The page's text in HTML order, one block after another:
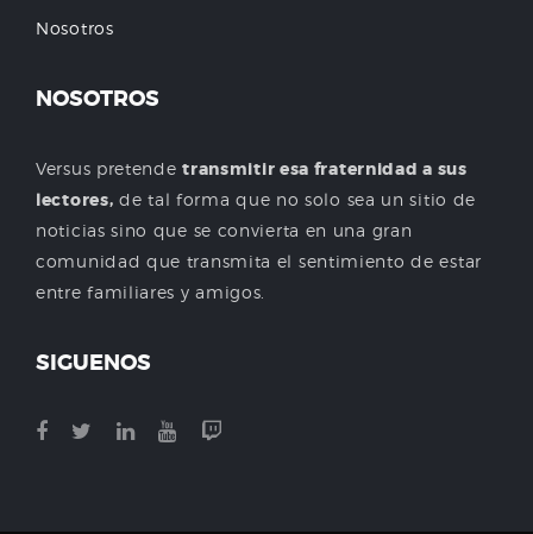
Nosotros
NOSOTROS
Versus pretendetransmitir esa fraternidad a sus
lectores, de tal forma que no solo sea un sitio de
noticias sino que se convierta en una gran
comunidad que transmita el sentimiento de estar
entre familiares y amigos.
SIGUENOS